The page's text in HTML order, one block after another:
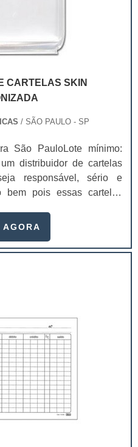
CARTELAS SKIN
/ SÃO PAULO - SP
São PauloLote mínimo:
distribuidor de cartelas
responsável, sério e
bem pois essas cartelas
sérias para adquirir esse
características pontuais
AGORA